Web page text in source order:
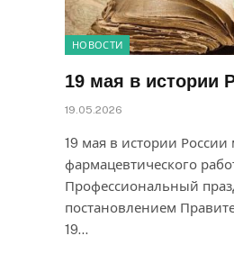
НОВОСТИ
19 мая в истории
19.05.2026
19 мая в истории
фармацевтического
Профессиональный
постановлением
19…